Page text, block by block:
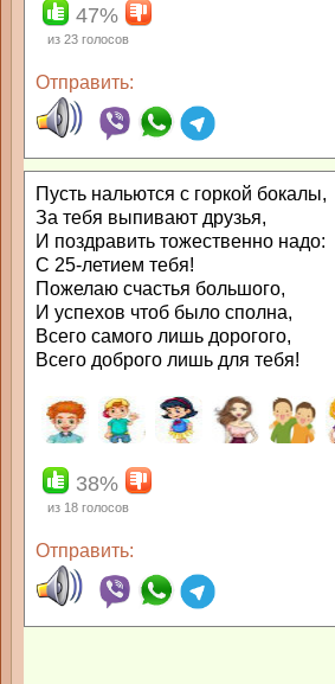
47%
из 23 голосов
Отправить:
Пусть нальются с горкой бокалы,
За тебя выпивают друзья,
И поздравить тожественно надо:
С 25-летием тебя!
Пожелаю счастья большого,
И успехов чтоб было сполна,
Всего самого лишь дорогого,
Всего доброго лишь для тебя!
38%
из 18 голосов
Отправить: